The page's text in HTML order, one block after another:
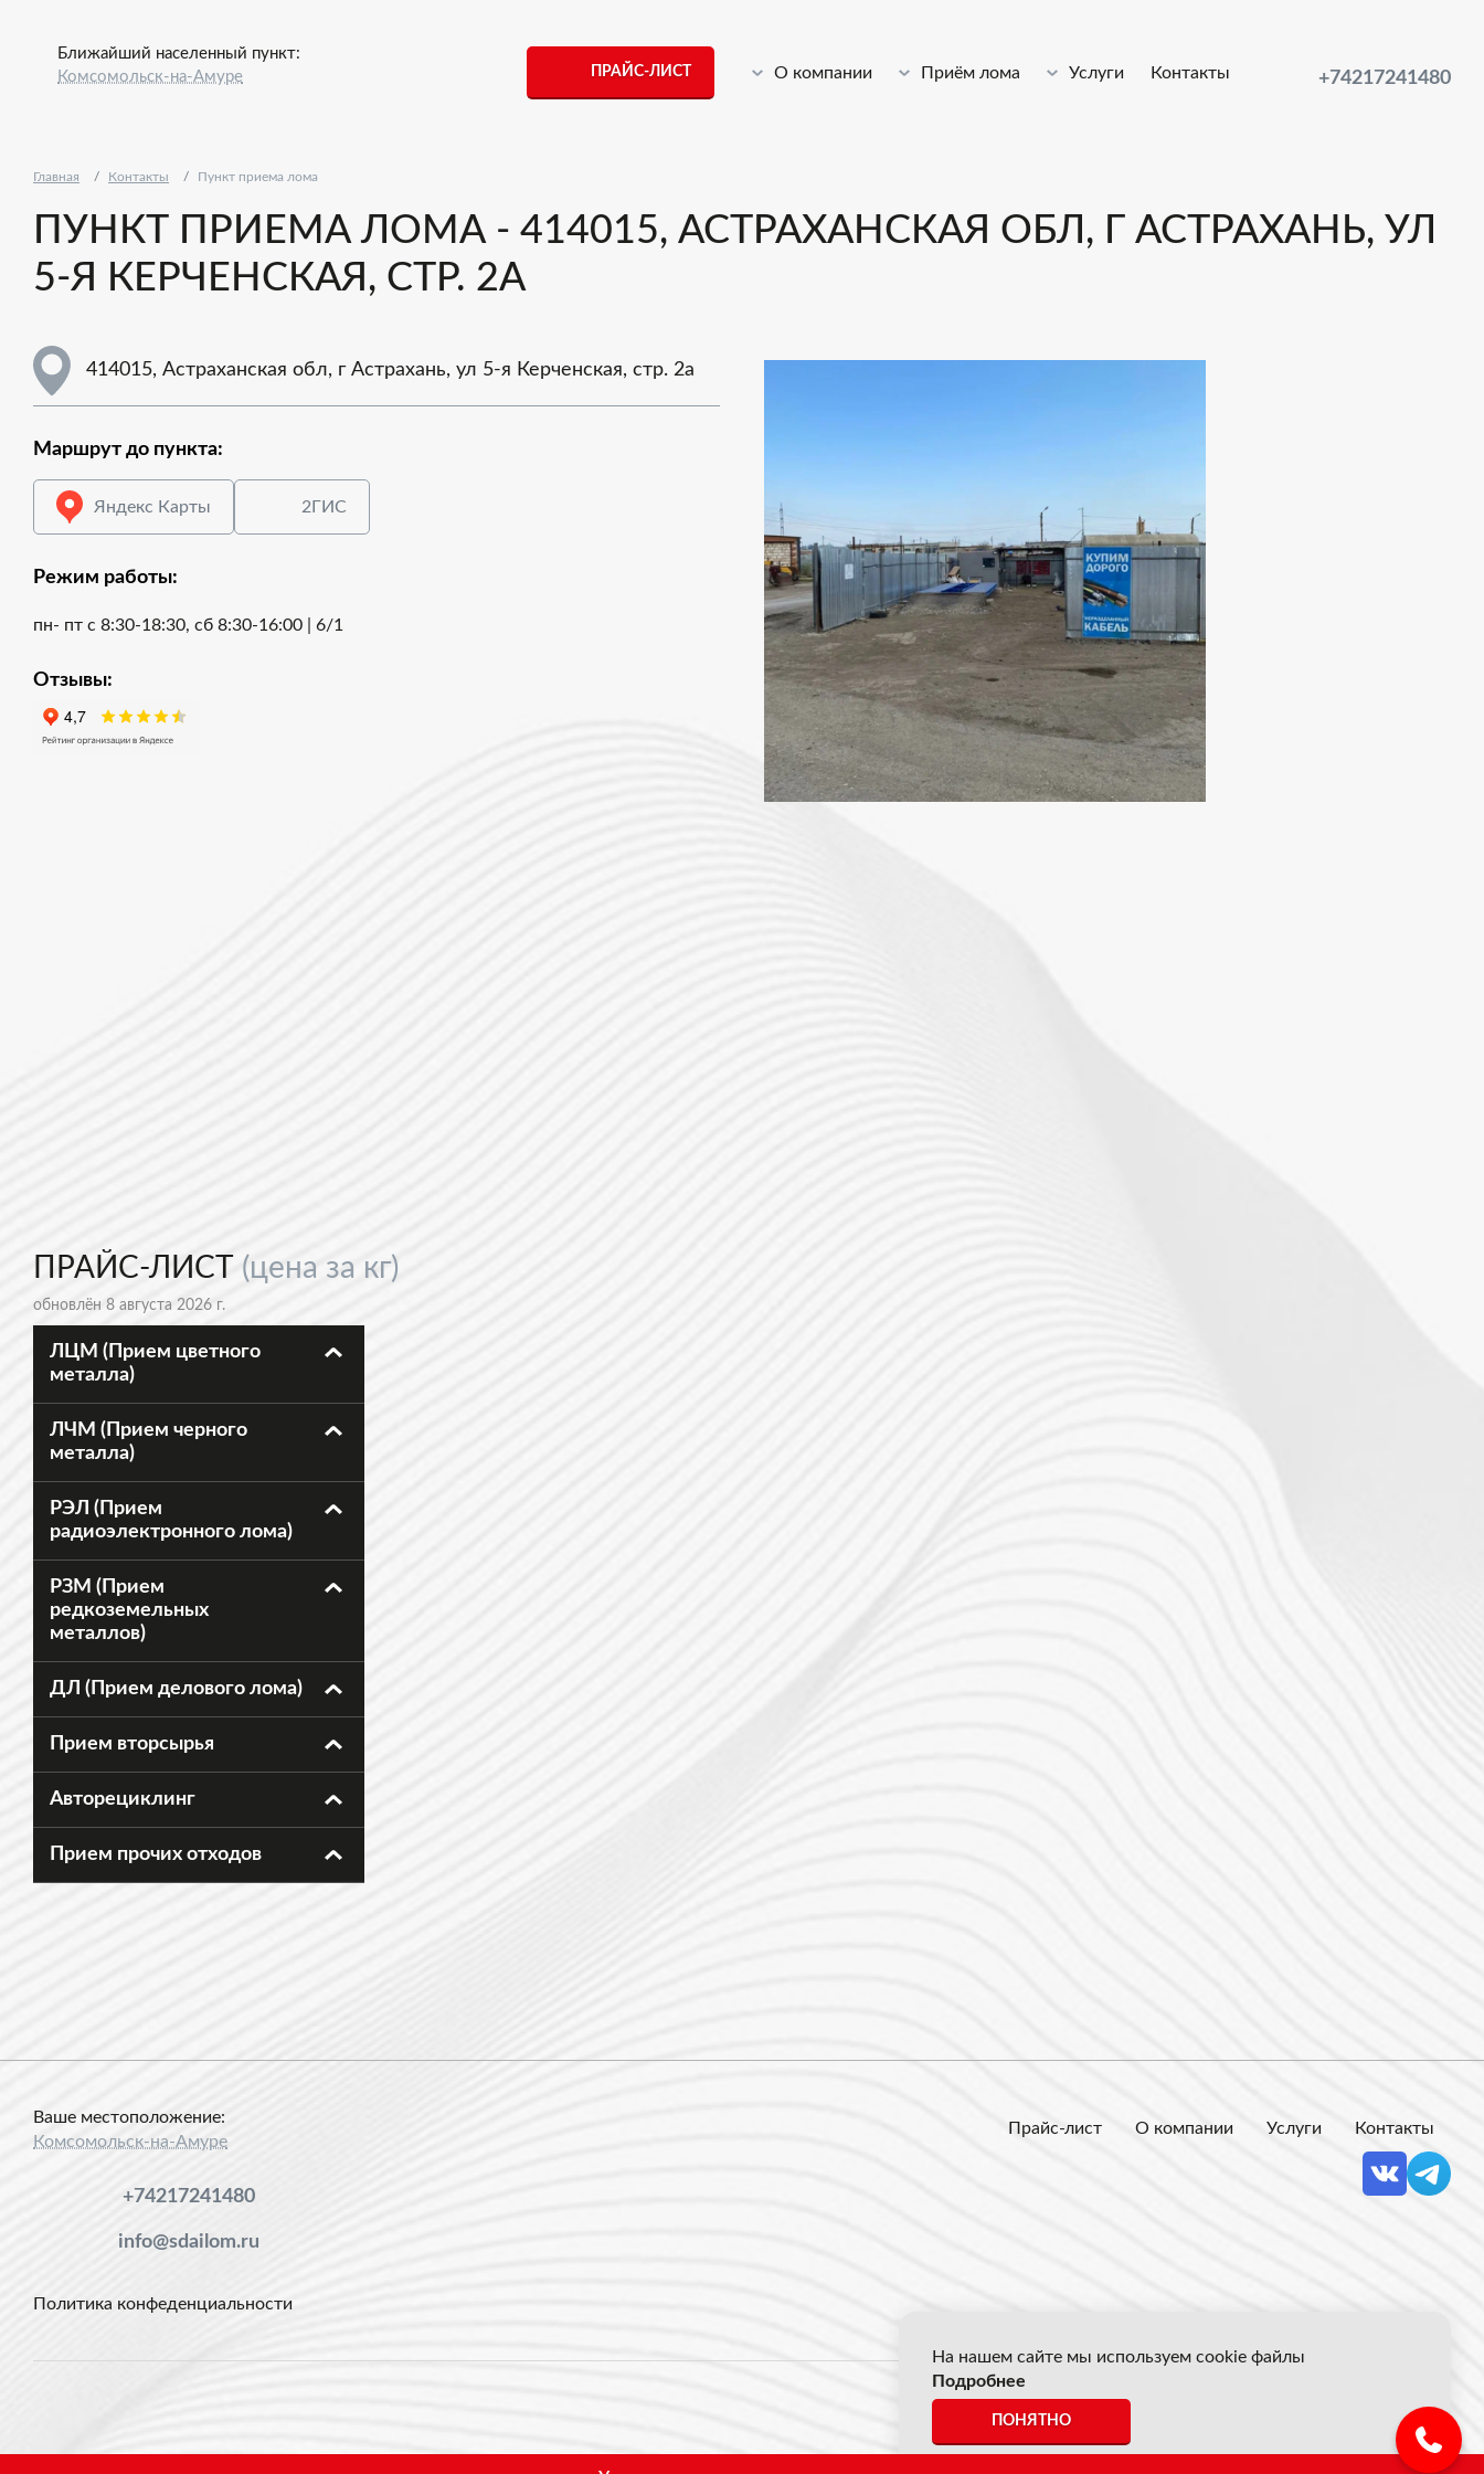
Ближайший населенный пункт:
Комсомольск-на-Амуре
ПРАЙС-ЛИСТ О компании Приём лома Услуги Контакты +74217241480
Главная Контакты Пункт приема лома
ПУНКТ ПРИЕМА ЛОМА - 414015, АСТРАХАНСКАЯ ОБЛ, Г АСТРАХАНЬ, УЛ
5-Я КЕРЧЕНСКАЯ, СТР. 2А
414015, Астраханская обл, г Астрахань, ул 5-я Керченская, стр. 2а
Маршрут до пункта:
Яндекс Карты 2ГИС
Режим работы:
пн- пт с 8:30-18:30, сб 8:30-16:00 | 6/1
Отзывы:
ПРАЙС-ЛИСТ (цена за кг)
обновлён 8 августа 2026 г.
ЛЦМ (Прием цветного
металла)
ЛЧМ (Прием черного
металла)
РЭЛ (Прием
радиоэлектронного лома)
РЗМ (Прием
редкоземельных
металлов)
ДЛ (Прием делового лома)
Прием вторсырья
Авторециклинг
Прием прочих отходов
Ваше местоположение:
Комсомольск-на-Амуре
+74217241480
info@sdailom.ru
Политика конфеденциальности
Прайс-лист О компании Услуги Контакты
© 2026 Акрон Скрап
*Все цены указанные на сайте не являются публичной офертой.
На нашем сайте мы используем cookie файлы
Подробнее
ПОНЯТНО